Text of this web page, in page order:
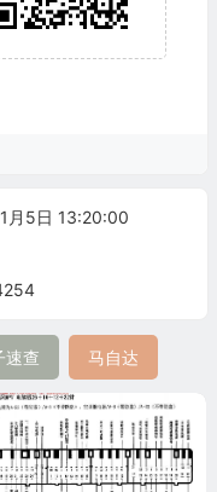
月5日 13:20:00
速查 马自达